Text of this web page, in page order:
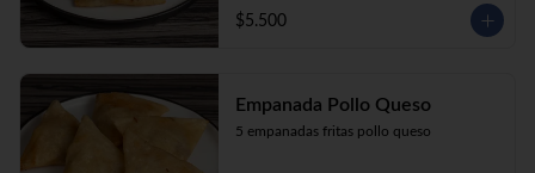
$5.500
Empanada Pollo Queso
5 empanadas fritas pollo queso